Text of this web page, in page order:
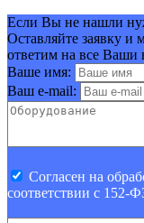
Если Вы не нашли
Оставляйте заявку и
ответим на все Ваши
Ваше имя:
Ваш e-mail:
Cогласен на
соответствии с 152-